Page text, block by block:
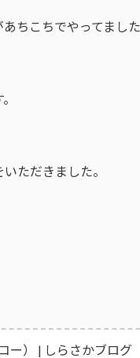
ちこちでやってました
ただきました。
ー） | しらさかブログ